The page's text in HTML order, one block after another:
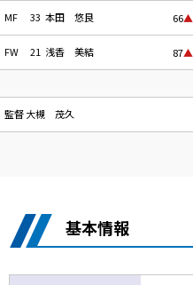
MF 33 本田 悠良 66▲
FW 21 浅香 美結 87▲
監督大槻 茂久
基本情報